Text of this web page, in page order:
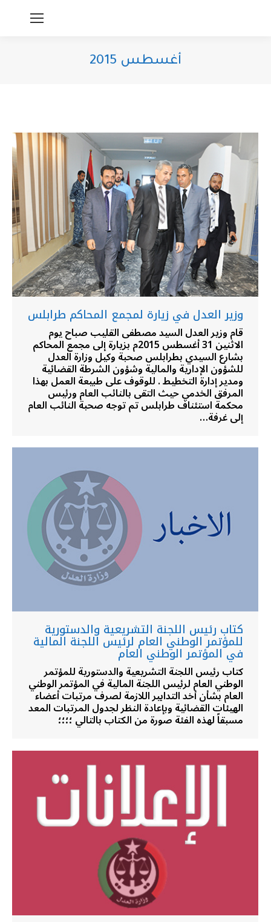
أغسطس 2015
وزير العدل في زيارة لمجمع المحاكم طرابلس
قام وزير العدل السيد مصطفى القليب صباح يوم
الاثنين 31 أغسطس 2015م بزيارة إلى مجمع المحاكم
بشارع السيدي بطرابلس صحبة وكيل وزارة العدل
للشؤون الإدارية والمالية وشؤون الشرطة القضائية
ومدير إدارة التخطيط . للوقوف على طبيعة العمل بهذا
المرفق الخدمي حيث التقى بالنائب العام ورئيس
محكمة استئناف طرابلس تم توجه صحبة النائب العام
إلى غرفة…
كتاب رئيس اللجنة التشريعية والدستورية
للمؤتمر الوطني العام لرئيس اللجنة المالية
في المؤتمر الوطني العام
كتاب رئيس اللجنة التشريعية والدستورية للمؤتمر
الوطني العام لرئيس اللجنة المالية في المؤتمر الوطني
العام بشأن أخد التدابير اللازمة لصرف مرتبات أعضاء
الهيئات القضائية وبإعادة النظر لجدول المرتبات المعد
مسبقاً لهذه الفئة صورة من الكتاب بالتالي ؛؛؛؛